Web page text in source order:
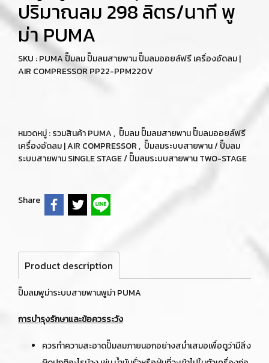
ปริมาณลม 298 ลิตร/นาที พู
ม่า PUMA
SKU : PUMA ปั๊มลม ปั๊มลมสายพาน ปั๊มลมออยล์ฟรี เครื่องอัดลม |
AIR COMPRESSOR PP22-PPM220V
หมวดหมู่ :รวมสินค้า PUMA, ปั๊มลม ปั๊มลมสายพาน ปั๊มลมออยล์ฟรี
เครื่องอัดลม | AIR COMPRESSOR, ปั๊มลมระบบสายพาน / ปั๊มลม
ระบบสายพาน SINGLE STAGE / ปั๊มลมระบบสายพาน TWO-STAGE
Share
Product description
ปั๊มลมพูม่าระบบสายพานพูม่า PUMA
การบำรุงรักษาและข้อควรระวัง
ควรทำความสะอาดปั๊มลมภายนอกอย่างสม่ำเสมอเพื่อดูว่ามีสิ่ง